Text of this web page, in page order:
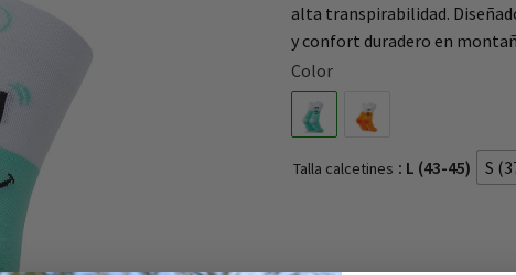
alta transpirabilidad.
y confort duradero en
Color
Talla calcetines : L (43-45) S